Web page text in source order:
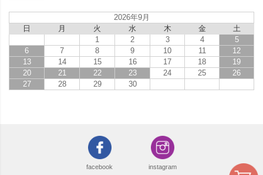
2026年9月
日
月 火 水 木 金
土
1
2 3 4
5
6
7 8 9 10 11
12
13
14 15 16 17 18
19
20
21 22 23 24 25
26
27
28 29 30
facebook instagram